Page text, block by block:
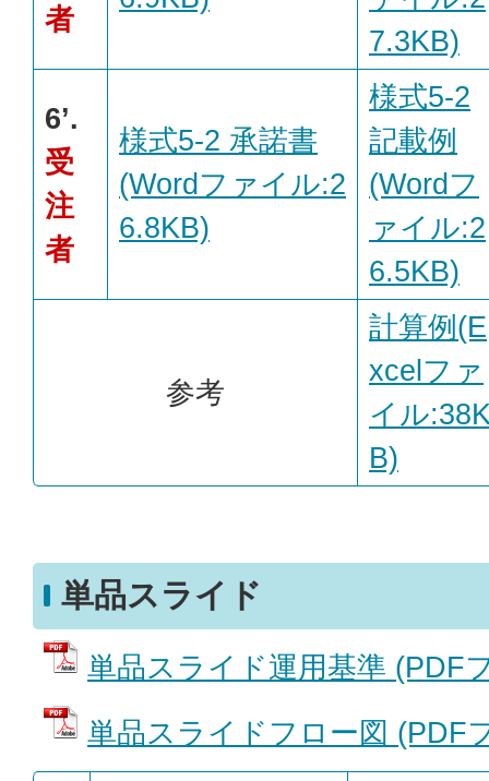
者
7.3KB)
6’.
受
注
者
様式5-2 承諾書
(Wordファイル:2
6.8KB)
様式5-2
記載例
(Wordフ
ァイル:2
6.5KB)
参考
計算例(E
xcelファ
イル
B)
単品スライド
単品スライド運用基準 (PDF
単品スライドフロー図 (PDF